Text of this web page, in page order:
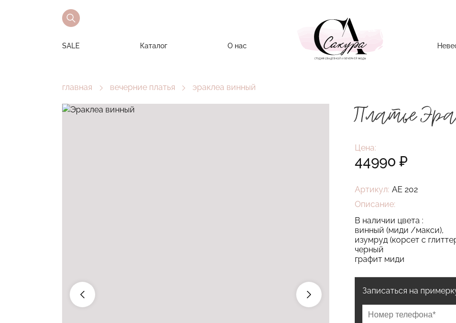
SALE Каталог О нас
главная вечерние платья эраклеа винный
Платье
Цена:
44990 ₽
Артикул: АЕ 202
Описание:
В наличии цвета :
винный (миди /макси),
изумруд (корсет с
черный
графит миди
Записаться на